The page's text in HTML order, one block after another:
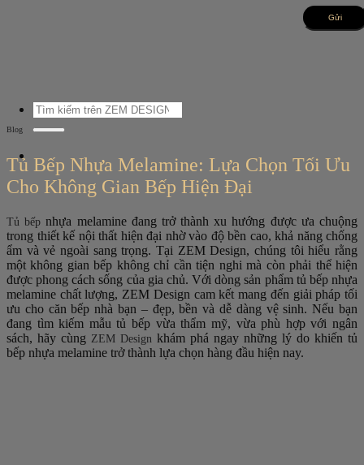
Tìm
kiếm:
Blog
Tủ Bếp Nhựa Melamine: Lựa Chọn Tối Ưu
Cho Không Gian Bếp Hiện Đại
Tủ bếp nhựa melamine đang trở thành xu hướng được ưa chuộng
trong thiết kế nội thất hiện đại nhờ vào độ bền cao, khả năng chống
ẩm và vẻ ngoài sang trọng. Tại ZEM Design, chúng tôi hiểu rằng
một không gian bếp không chỉ cần tiện nghi mà còn phải thể hiện
được phong cách sống của gia chủ. Với dòng sản phẩm tủ bếp nhựa
melamine chất lượng, ZEM Design cam kết mang đến giải pháp tối
ưu cho căn bếp nhà bạn – đẹp, bền và dễ dàng vệ sinh. Nếu bạn
đang tìm kiếm mẫu tủ bếp vừa thẩm mỹ, vừa phù hợp với ngân
sách, hãy cùng ZEM Design khám phá ngay những lý do khiến tủ
bếp nhựa melamine trở thành lựa chọn hàng đầu hiện nay.